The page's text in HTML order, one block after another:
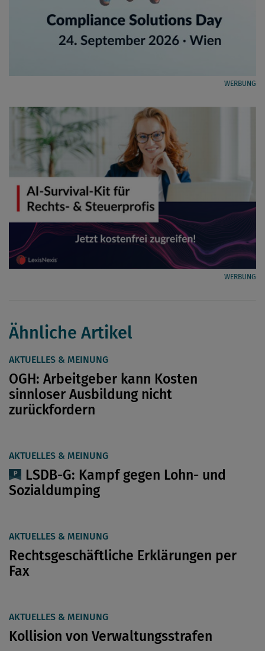
WERBUNG
WERBUNG
Ähnliche Artikel
AKTUELLES & MEINUNG
OGH: Arbeitgeber kann Kosten
sinnloser Ausbildung nicht
zurückfordern
AKTUELLES & MEINUNG
LSDB-G: Kampf gegen Lohn- und
Sozialdumping
AKTUELLES & MEINUNG
Rechtsgeschäftliche Erklärungen per
Fax
AKTUELLES & MEINUNG
Kollision von Verwaltungsstrafen